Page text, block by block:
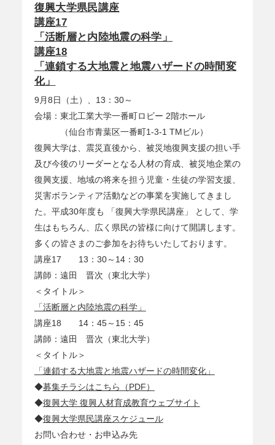
復興大学県民講座
講座17
「活断層と内陸地震の科学」
講座18
「連鎖する大地震と地震ハザードの時間変
化」
9月8日（土）、13：30～
会場：東北工業大学一番町ロビー 2階ホール
（仙台市青葉区一番町1-3-1 TMビル）
復興大学は、震災直後から、被災地復興支援の担い手
及び今後のリーダーとなる人材の育成、被災地企業の
復興支援、地域の将来を担う児童・生徒の学習支援、
災害ボランティア活動などの事業を実施してきまし
た。平成30年度も 「復興大学県民講座」 として、学
生はもちろん、広く県民の皆様に向けて開講します。
多くの皆さまのご参加をお待ちいたしております。
講座17 13：30～14：30
講師：遠田 晋次（東北大学）
＜タイトル＞
「活断層と内陸地震の科学」
講座18 14：45～15：45
講師：遠田 晋次（東北大学）
＜タイトル＞
「連鎖する大地震と地震ハザードの時間変化」
◆募集チラシはこちら（PDF）
◆復興大学 復興人材育成教育ウェブサイト
◆復興大学県民講座スケジュール
お問い合わせ・お申込み先